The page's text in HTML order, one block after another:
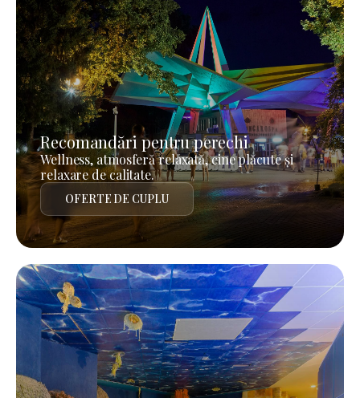
Recomandări pentru perechi
Wellness, atmosferă relaxată, cine plăcute și
relaxare de calitate.
OFERTE DE CUPLU